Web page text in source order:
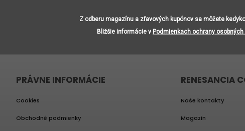
Prihlásiť sa
PRÁVNE INFORMÁCIE
Cookies
Obchodné podmienky
RENESANCIA
Naše kontakty
Magazín
Z odberu magazínu a zľavových kupónov sa môžete
Bližšie informácie v Podmienkach ochrany osobných